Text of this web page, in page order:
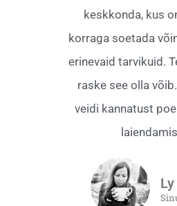
keskkonda, kus
korraga soetada
erinevaid tarvikuid.
raske see olla
veidi kannatust